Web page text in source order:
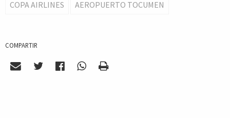
COPA AIRLINES AEROPUERTO TOCUMEN
COMPARTIR